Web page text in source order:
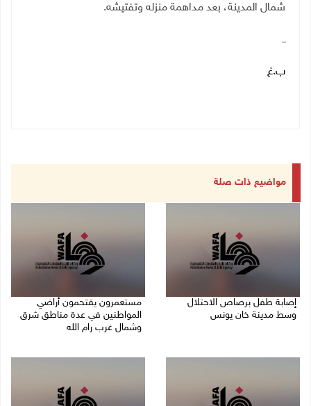
شمال المدينة، بعد مداهمة منزله وتفتيشه.
ــ
ب.غ
مواضيع ذات صلة
إصابة طفل برصاص الاحتلال
وسط مدينة خان يونس
مستعمرون يقتحمون أراضي
المواطنين في عدة مناطق شرق
وشمال غرب رام الله